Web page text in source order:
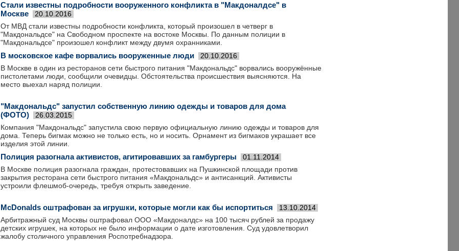
Стали известны подробности вооруженного конфликта в "Макдоналдсе" в
Москве
20.10.2016
От МВД стали известны подробности конфликта, который произошел в четверг в
"Макдональдсе" на Свободном проспекте на востоке Москвы. По данным полиции в
"Макдональдсе" произошел конфликт между двумя охранниками.
В московское кафе ворвались вооруженные люди 20.10.2016
В Москве в один из ресторанов сети быстрого питания "Макдональдс" ворвались вооружённые
пистолетами люди, сообщили очевидцы. Обстоятельства происшествия выясняются. На
место выехал наряд полиции.
"Макдональдс" запустил собственную линию одежды и товаров для дома
(ФОТО)
26.03.2015
Компания "Макдональдс" запустила свою первую официальную линию одежды и товаров для
дома. Теперь бигмак можно не только есть, но и носить. Орнамент из бигмаков украшает все
изделия этой линии.
Полиция разогнала активистов, агитировавших за гамбургеры 01.11.2014
В Москве полиция разогнала граждан, протестовавших на Пушкинской площади против
закрытия ресторана сети быстрого питания «Макдональдс» и антисанкций. Активисты
устроили флешмоб-очередь, требуя открыть заведение.
McDonalds оштрафован за игрушки, которые могли как бы испортиться 13.10.2014
Арбитражный суд Москвы оштрафовал ООО «Макдоналдс» на 100 тысяч рублей за продажу
детских игрушек, на которых не было информации о дате изготовления. Суд удовлетворил
жалобу столичного управления Роспотребнадзора.